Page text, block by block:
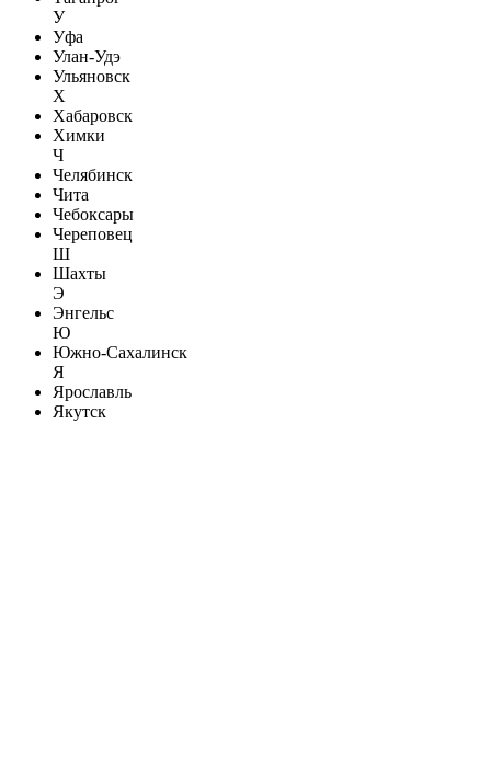
У
Уфа
Улан-Удэ
Ульяновск
Х
Хабаровск
Химки
Ч
Челябинск
Чита
Чебоксары
Череповец
Ш
Шахты
Э
Энгельс
Ю
Южно-Сахалинск
Я
Ярославль
Якутск